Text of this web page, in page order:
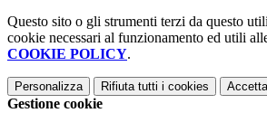
Questo sito o gli strumenti terzi da questo
cookie necessari al funzionamento ed utili
COOKIE POLICY.
Personalizza Rifiuta tutti i cookies
Gestione cookie